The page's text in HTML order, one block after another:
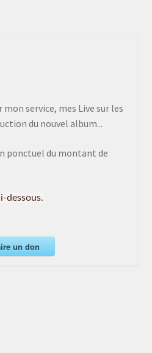
service, mes Live sur les
du nouvel album...
ponctuel du montant de
dessous.
un don